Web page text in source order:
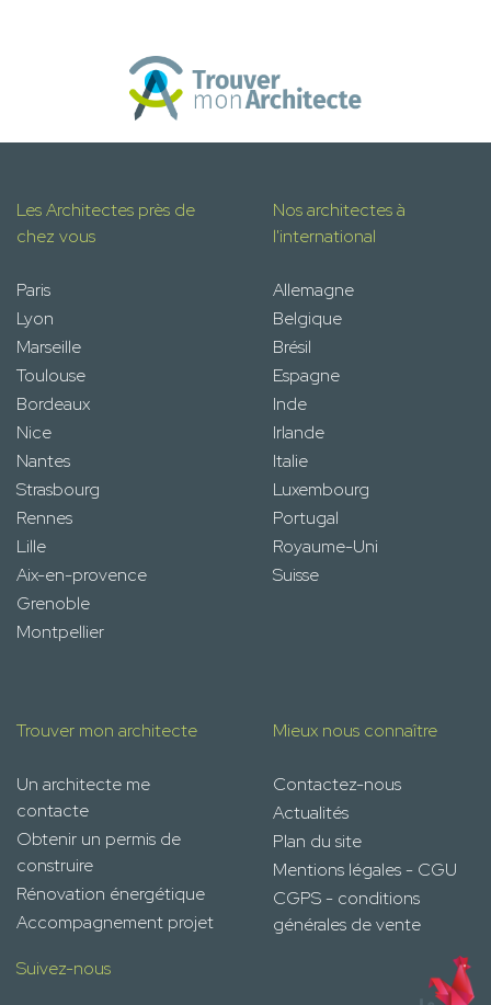
Les Architectes près de
chez vous
Paris
Lyon
Marseille
Toulouse
Bordeaux
Nice
Nantes
Strasbourg
Rennes
Lille
Aix-en-provence
Grenoble
Montpellier
Nos architectes à
l'international
Allemagne
Belgique
Brésil
Espagne
Inde
Irlande
Italie
Luxembourg
Portugal
Royaume-Uni
Suisse
Trouver mon architecte
Un architecte me
contacte
Obtenir un permis de
construire
Rénovation énergétique
Accompagnement projet
Mieux nous connaître
Contactez-nous
Actualités
Plan du site
Mentions légales - CGU
CGPS - conditions
générales de vente
Suivez-nous